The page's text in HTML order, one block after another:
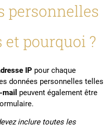
personnelles
pourquoi ?
IP pour chaque
données personnelles telles
peuvent également être
inclure toutes les